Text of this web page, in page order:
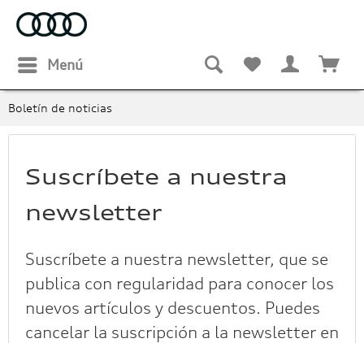
Menú
Boletín de noticias
Suscríbete a nuestra
newsletter
Suscríbete a nuestra newsletter, que se
publica con regularidad para conocer los
nuevos artículos y descuentos. Puedes
cancelar la suscripción a la newsletter en